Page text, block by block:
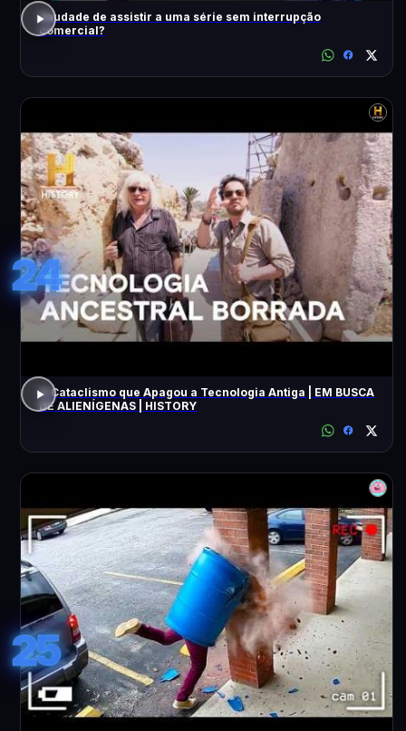
Saudade de assistir a uma série sem interrupção
comercial?
24
O Cataclismo que Apagou a Tecnologia Antiga | EM BUSCA
DE ALIENÍGENAS | HISTORY
25